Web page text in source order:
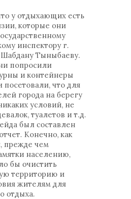
у отдыхающих есть
которые они
инспектору г.
Тыныбаеву.
попросили
и контейнеры
посетовали, что для
города на берегу
условий, не
туалетов и т.д.
был составлен
Конечно, как
прежде чем
населению,
бы очистить
территорию и
жителям для
отдыха.